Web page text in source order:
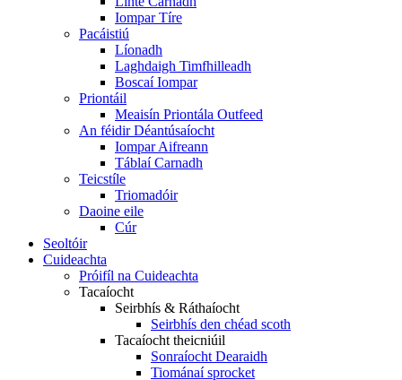
Iompar Tíre
Pacáistiú
Líonadh
Laghdaigh Timfhilleadh
Boscaí Iompar
Priontáil
Meaisín Priontála Outfeed
An féidir Déantúsaíocht
Iompar Aifreann
Táblaí Carnadh
Teicstíle
Triomadóir
Daoine eile
Cúr
Seoltóir
Cuideachta
Próifíl na Cuideachta
Tacaíocht
Seirbhís & Ráthaíocht
Seirbhís den chéad scoth
Tacaíocht theicniúil
Sonraíocht Dearaidh
Tiománaí sprocket